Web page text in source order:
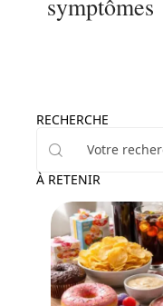
symptômes
RECHERCHE
À RETENIR
Minceur